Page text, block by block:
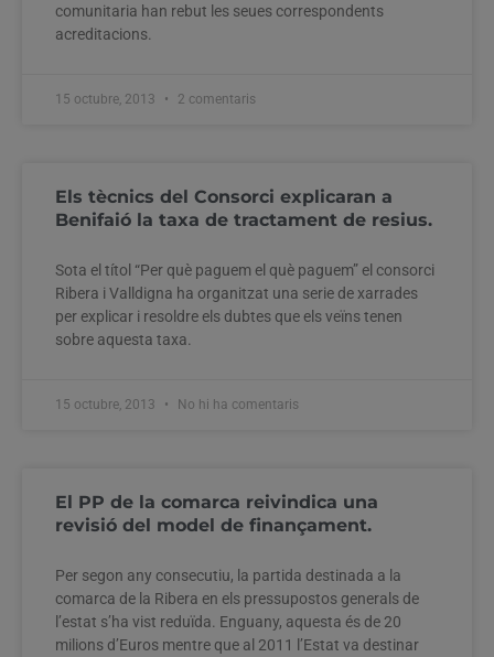
comunitaria han rebut les seues correspondents
acreditacions.
15 octubre, 2013 2 comentaris
Els tècnics del Consorci explicaran a
Benifaió la taxa de tractament de resius.
Sota el títol “Per què paguem el què paguem” el consorci
Ribera i Valldigna ha organitzat una serie de xarrades
per explicar i resoldre els dubtes que els veïns tenen
sobre aquesta taxa.
15 octubre, 2013 No hi ha comentaris
El PP de la comarca reivindica una
revisió del model de finançament.
Per segon any consecutiu, la partida destinada a la
comarca de la Ribera en els pressupostos generals de
l’estat s’ha vist reduïda. Enguany, aquesta és de 20
milions d’Euros mentre que al 2011 l’Estat va destinar